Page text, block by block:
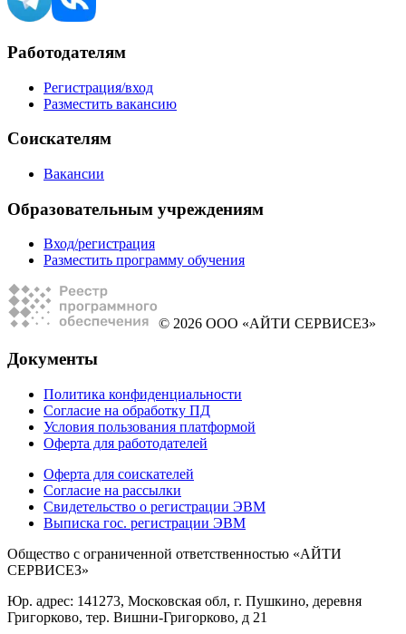
Работодателям
Регистрация/вход
Разместить вакансию
Соискателям
Вакансии
Образовательным учреждениям
Вход/регистрация
Разместить программу обучения
© 2026 ООО «АЙТИ СЕРВИСЕЗ»
Документы
Политика конфиденциальности
Согласие на обработку ПД
Условия пользования платформой
Оферта для работодателей
Оферта для соискателей
Согласие на рассылки
Свидетельство о регистрации ЭВМ
Выписка гос. регистрации ЭВМ
Общество с ограниченной ответственностью «АЙТИ
СЕРВИСЕЗ»
Юр. адрес: 141273, Московская обл, г. Пушкино, деревня
Григорково, тер. Вишни-Григорково, д 21